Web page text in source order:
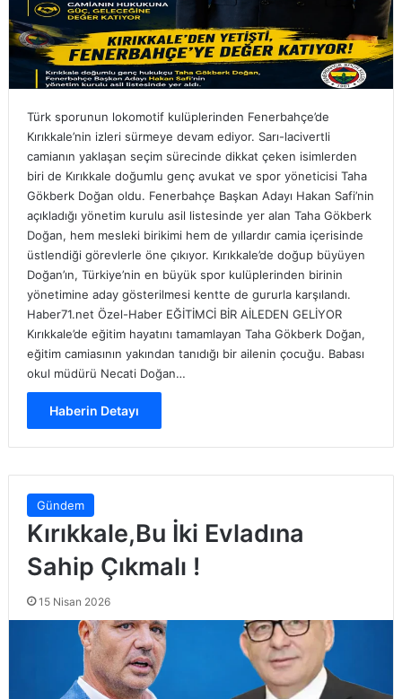
Türk sporunun lokomotif kulüplerinden Fenerbahçe’de
Kırıkkale’nin izleri sürmeye devam ediyor. Sarı-lacivertli
camianın yaklaşan seçim sürecinde dikkat çeken isimlerden
biri de Kırıkkale doğumlu genç avukat ve spor yöneticisi Taha
Gökberk Doğan oldu. Fenerbahçe Başkan Adayı Hakan Safi’nin
açıkladığı yönetim kurulu asil listesinde yer alan Taha Gökberk
Doğan, hem mesleki birikimi hem de yıllardır camia içerisinde
üstlendiği görevlerle öne çıkıyor. Kırıkkale’de doğup büyüyen
Doğan’ın, Türkiye’nin en büyük spor kulüplerinden birinin
yönetimine aday gösterilmesi kentte de gururla karşılandı.
Haber71.net Özel-Haber EĞİTİMCİ BİR AİLEDEN GELİYOR
Kırıkkale’de eğitim hayatını tamamlayan Taha Gökberk Doğan,
eğitim camiasının yakından tanıdığı bir ailenin çocuğu. Babası
okul müdürü Necati Doğan…
Haberin Detayı
Gündem
Kırıkkale,Bu İki Evladına
Sahip Çıkmalı !
15 Nisan 2026